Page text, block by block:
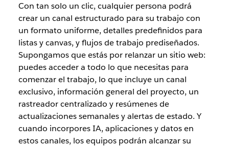
Con tan solo un clic, cualquier persona podrá
crear un canal estructurado para su trabajo con
un formato uniforme, detalles predefinidos para
listas y canvas, y flujos de trabajo prediseñados.
Supongamos que estás por relanzar un sitio web:
puedes acceder a todo lo que necesitas para
comenzar el trabajo, lo que incluye un canal
exclusivo, información general del proyecto, un
rastreador centralizado y resúmenes de
actualizaciones semanales y alertas de estado. Y
cuando incorpores IA, aplicaciones y datos en
estos canales, los equipos podrán alcanzar su